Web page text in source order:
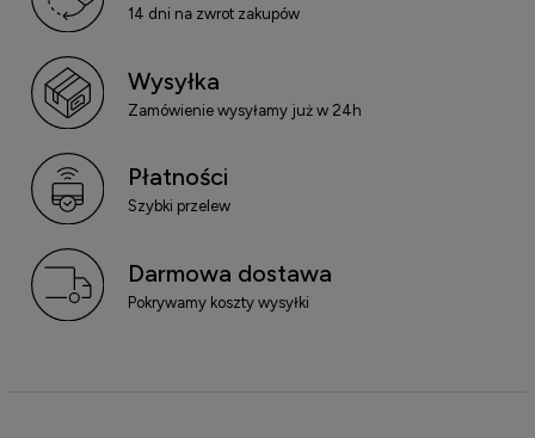
14 dni na zwrot zakupów
Wysyłka
Zamówienie wysyłamy już w 24h
Płatności
Szybki przelew
Darmowa dostawa
Pokrywamy koszty wysyłki